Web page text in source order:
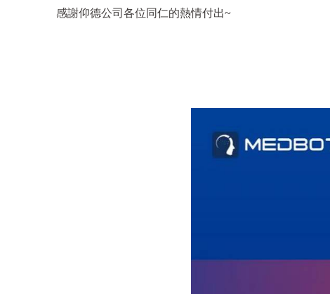
感謝仰德公司各位同仁的熱情付出~